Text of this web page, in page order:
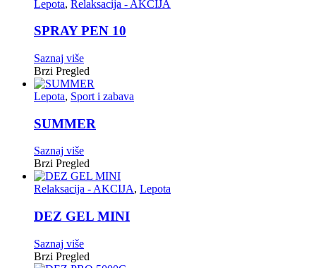
Lepota, Relaksacija - AKCIJA
SPRAY PEN 10
Saznaj više
Brzi Pregled
Lepota, Sport i zabava
SUMMER
Saznaj više
Brzi Pregled
Relaksacija - AKCIJA, Lepota
DEZ GEL MINI
Saznaj više
Brzi Pregled